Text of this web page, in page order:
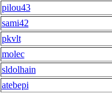
pilou43
sami42
pkvlt
molec
sldolhain
atebepi